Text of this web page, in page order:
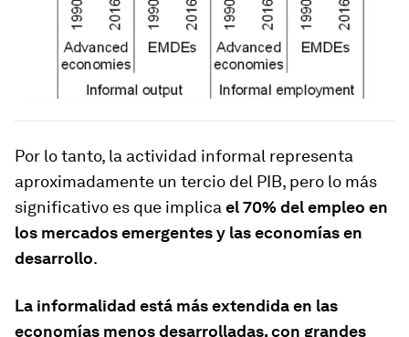
Por lo tanto, la actividad informal representa
aproximadamente un tercio del PIB, pero lo más
significativo es que implicael 70% del empleo en
los mercados emergentes y las economías en
desarrollo.
La informalidad está más extendida en las
economías menos desarrolladas, con grandes